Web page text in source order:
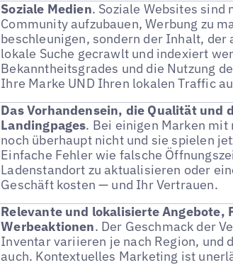
Soziale Medien. Soziale Websites
Community aufzubauen, Werbung zu
beschleunigen, sondern der Inhalt,
lokale Suche gecrawlt und indexiert
Bekanntheitsgrades und die Nutzung
Ihre Marke UND Ihren lokalen Traffic
Das Vorhandensein, die Qualität und
Landingpages. Bei einigen Marken
noch überhaupt nicht und sie spielen
Einfache Fehler wie falsche
Ladenstandort zu aktualisieren oder
Geschäft kosten — und Ihr Vertrauen.
Relevante und lokalisierte
Werbeaktionen. Der Geschmack der
Inventar variieren je nach Region, und
auch. Kontextuelles Marketing ist